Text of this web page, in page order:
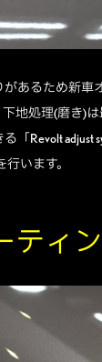
あるため新車
地処理(磨き)
「Revolt adjust
います。
ティ